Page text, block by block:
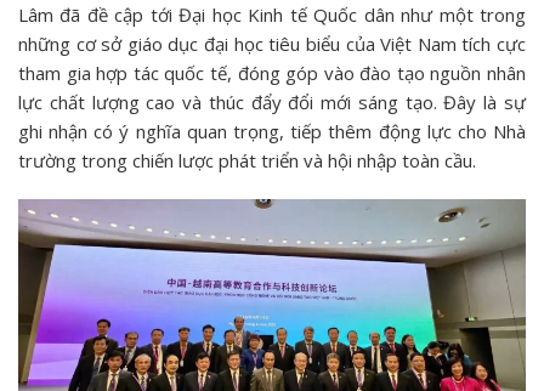
Lâm đã đề cập tới Đại học Kinh tế Quốc dân như một trong
những cơ sở giáo dục đại học tiêu biểu của Việt Nam tích cực
tham gia hợp tác quốc tế, đóng góp vào đào tạo nguồn nhân
lực chất lượng cao và thúc đẩy đổi mới sáng tạo. Đây là sự
ghi nhận có ý nghĩa quan trọng, tiếp thêm động lực cho Nhà
trường trong chiến lược phát triển và hội nhập toàn cầu.